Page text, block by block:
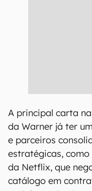
A principal carta
da Warner já ter
e parceiros
estratégicas,
da Netflix, que
catálogo em